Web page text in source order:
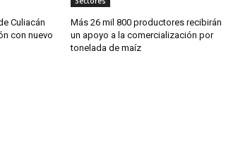
Culiacán
con nuevo
Más 26 mil 800 productores recibirán
un apoyo a la comercialización por
tonelada de maíz